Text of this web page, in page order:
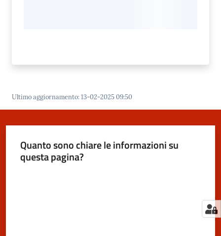
Ultimo aggiornamento:13-02-2025 09:50
Quanto sono chiare le informazioni su
questa pagina?